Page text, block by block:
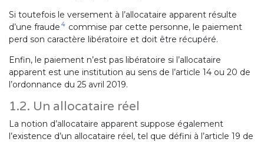
Si toutefois le versement à l’allocataire apparent résulte
d’une fraude 4 commise par cette personne, le paiement
perd son caractère libératoire et doit être récupéré.
Enfin, le paiement n’est pas libératoire si l’allocataire
apparent est une institution au sens de l’article 14 ou 20 de
l’ordonnance du 25 avril 2019.
1.2. Un allocataire réel
La notion d’allocataire apparent suppose également
l’existence d’un allocataire réel, tel que défini à l’article 19 de